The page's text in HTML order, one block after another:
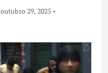
outubro 29, 2025